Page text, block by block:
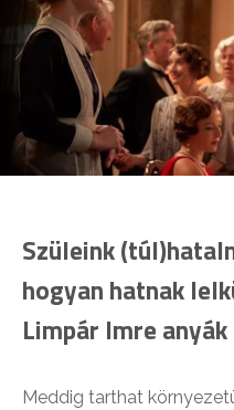
Szüleink
hogyan hatnak
Limpár Imre
Meddig tarthat